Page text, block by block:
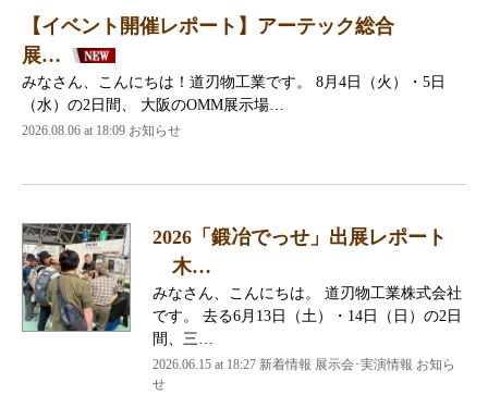
【イベント開催レポート】アーテック総合
展…
みなさん、こんにちは！道刃物工業です。 8月4日（火）・5日
（水）の2日間、 大阪のOMM展示場…
2026.08.06 at 18:09 お知らせ
2026「鍛冶でっせ」出展レポート
木…
みなさん、こんにちは。 道刃物工業株式会社
です。 去る6月13日（土）・14日（日）の2日
間、三…
2026.06.15 at 18:27 新着情報 展示会･実演情報 お知ら
せ